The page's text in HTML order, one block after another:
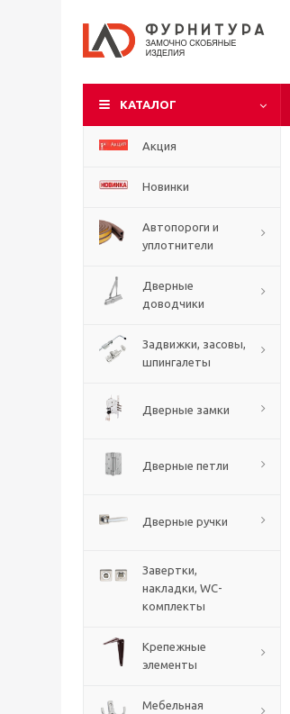
КАТАЛОГ
Акция
Новинки
Автопороги и
уплотнители
Дверные
доводчики
Задвижки, засовы,
шпингалеты
Дверные замки
Дверные петли
Дверные ручки
Завертки,
накладки, WC-
комплекты
Крепежные
элементы
Мебельная